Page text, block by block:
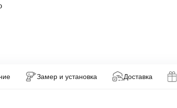
Замер и установка Доставка